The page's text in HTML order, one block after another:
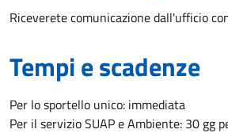
Riceverete comunicazione dall'ufficio
Tempi e scadenze
Per lo sportello unico: immediata
Per il servizio SUAP e Ambiente: 30 gg